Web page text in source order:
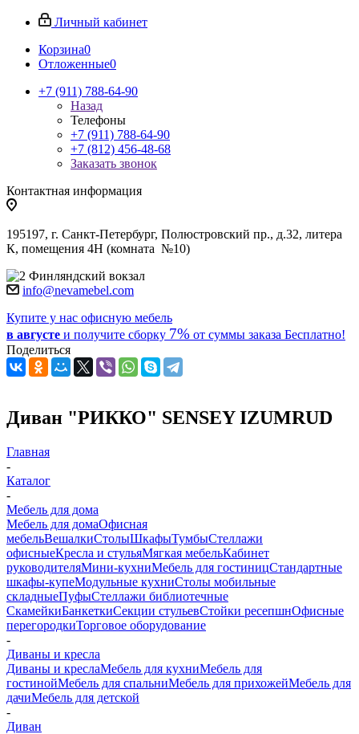
Личный кабинет
Корзина0
Отложенные0
+7 (911) 788-64-90
Назад
Телефоны
+7 (911) 788-64-90
+7 (812) 456-48-68
Заказать звонок
Контактная информация
195197, г. Санкт-Петербург, Полюстровский пр., д.32, литера
К, помещения 4Н (комната №10)
Финляндский вокзал
info@nevamebel.com
Купите у нас офисную мебель
в августе и получите сборку 7% от суммы заказа Бесплатно!
Поделиться
Диван "РИККО" SENSEY IZUMRUD
Главная
-
Каталог
-
Мебель для дома
Мебель для домаОфисная
мебельВешалкиСтолыШкафыТумбыСтеллажи
офисныеКресла и стульяМягкая мебельКабинет
руководителяМини-кухниМебель для гостиницСтандартные
шкафы-купеМодульные кухниСтолы мобильные
складныеПуфыСтеллажи библиотечные
СкамейкиБанкеткиСекции стульевСтойки ресепшнОфисные
перегородкиТорговое оборудование
-
Диваны и кресла
Диваны и креслаМебель для кухниМебель для
гостинойМебель для спальниМебель для прихожейМебель для
дачиМебель для детской
-
Диван